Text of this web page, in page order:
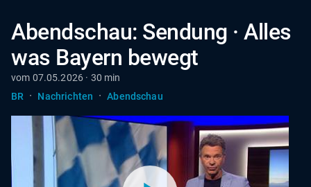
Abendschau: Sendung · Alles
was Bayern bewegt
vom 07.05.2026 · 30 min
BR
· Nachrichten · Abendschau